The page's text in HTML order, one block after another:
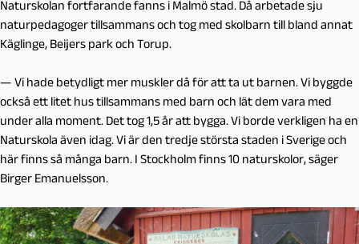
Naturskolan fortfarande fanns i Malmö stad. Då arbetade sju
naturpedagoger tillsammans och tog med skolbarn till bland annat
Käglinge, Beijers park och Torup.
— Vi hade betydligt mer muskler då för att ta ut barnen. Vi byggde
också ett litet hus tillsammans med barn och lät dem vara med
under alla moment. Det tog 1,5 år att bygga. Vi borde verkligen ha en
Naturskola även idag. Vi är den tredje största staden i Sverige och
här finns så många barn. I Stockholm finns 10 naturskolor, säger
Birger Emanuelsson.